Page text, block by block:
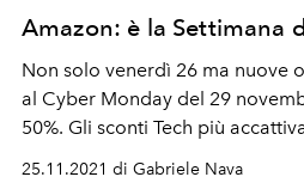
Amazon: è la Settimana
Non solo venerdì 26 ma nuove
al Cyber Monday del 29
50%. Gli sconti Tech più
25.11.2021 di Gabriele Nava